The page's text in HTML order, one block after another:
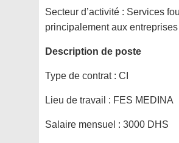
Secteur d’activité : Services
principalement aux entreprises
Description de poste
Type de contrat : CI
Lieu de travail : FES MEDINA
Salaire mensuel : 3000 DHS